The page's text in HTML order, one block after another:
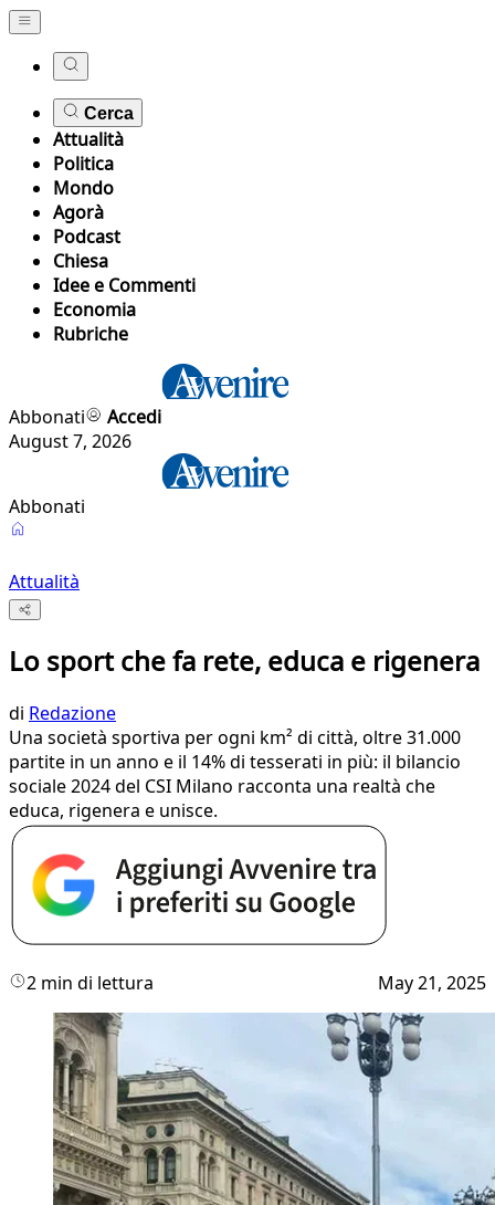
Cerca
Attualità
Politica
Mondo
Agorà
Podcast
Chiesa
Idee e Commenti
Economia
Rubriche
Abbonati
Accedi
August 7, 2026
Abbonati
Attualità
Lo sport che fa rete, educa e rigenera
di Redazione
Una società sportiva per ogni km² di città, oltre 31.000
partite in un anno e il 14% di tesserati in più: il bilancio
sociale 2024 del CSI Milano racconta una realtà che
educa, rigenera e unisce.
2 min di lettura May 21, 2025